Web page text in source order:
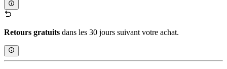
Retours gratuits dans les 30 jours suivant votre achat.